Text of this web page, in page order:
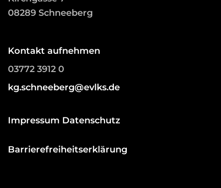
08289 Schneeberg
Kontakt aufnehmen
03772 3912 0
kg.schneeberg@evlks.de
Impressum Datenschutz
Barrierefreiheitserklärung